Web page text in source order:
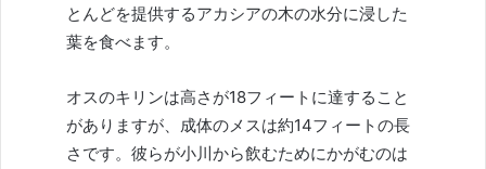
とんどを提供するアカシアの木の水分に浸した
葉を食べます。
オスのキリンは高さが18フィートに達すること
がありますが、成体のメスは約14フィートの長
さです。彼らが小川から飲むためにかがむのは